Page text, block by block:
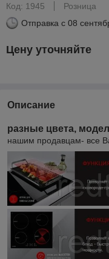
Код: 1945
Розница
Отправка с 08
Цену уточняйте
Описание
разные цвета,
нашим продавцам- все